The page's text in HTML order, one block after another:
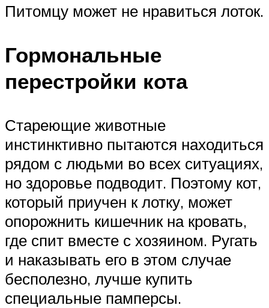
Питомцу может не нравиться лоток.
Гормональные
перестройки кота
Стареющие животные
инстинктивно пытаются находиться
рядом с людьми во всех ситуациях,
но здоровье подводит. Поэтому кот,
который приучен к лотку, может
опорожнить кишечник на кровать,
где спит вместе с хозяином. Ругать
и наказывать его в этом случае
бесполезно, лучше купить
специальные памперсы.